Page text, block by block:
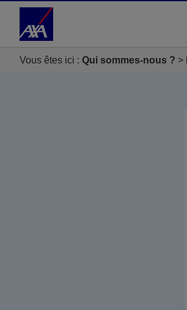
Accéder au Contenu
Vous êtes ici : Qui sommes-nous ?